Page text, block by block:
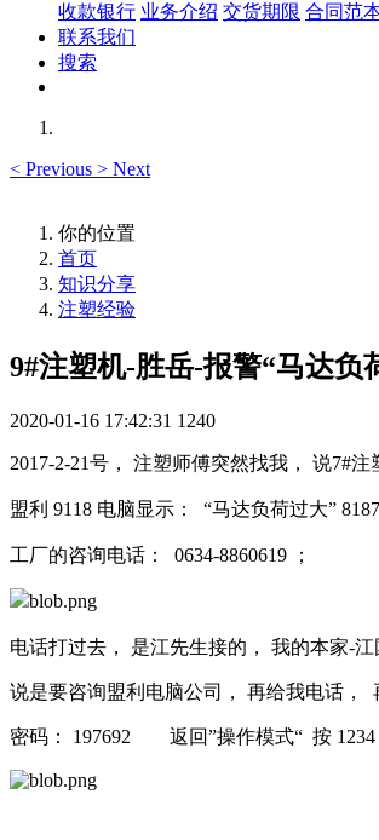
收款银行 业务介绍 交货期限 合同范
联系我们
搜索
< Previous > Next
你的位置
首页
知识分享
注塑经验
9#注塑机-胜岳-报警“马达负
2020-01-16 17:42:31 1240
2017-2-21号， 注塑师傅突然找我， 说7#
盟利 9118 电脑显示： “马达负荷过大”
工厂的咨询电话： 0634-8860619 ；
电话打过去， 是江先生接的， 我的本家-
说是要咨询盟利电脑公司， 再给我电话，
密码： 197692 返回”操作模式“ 按 1234